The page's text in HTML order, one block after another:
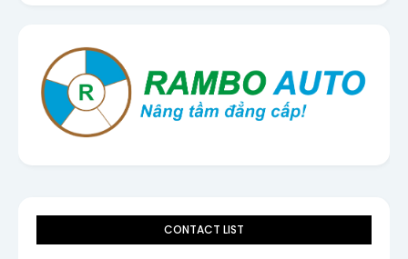
CONTACT LIST